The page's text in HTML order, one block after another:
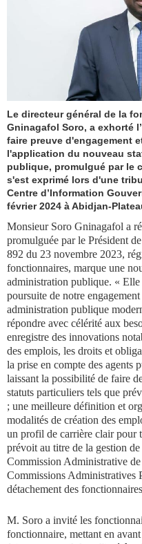
Le directeur général de la
Gninagafol Soro, a exhorté
faire preuve d'engagement
l'application du nouveau
publique, promulgué par le
s'est exprimé lors d'une
Centre d’Information
février 2024 à Abidjan-
Monsieur Soro Gninagafol a
promulguée par le Président
892 du 23 novembre 2023,
fonctionnaires, marque une
administration publique. « Elle
poursuite de notre
administration publique
répondre avec célérité aux
enregistre des innovations
des emplois, les droits et
la prise en compte des agents
laissant la possibilité de faire
statuts particuliers tels que
; une meilleure définition et
modalités de création des
un profil de carrière clair pour
prévoit au titre de la gestion
Commission Administrative
Commissions Administratives
détachement des
M. Soro a invité les
fonctionnaire, mettant en